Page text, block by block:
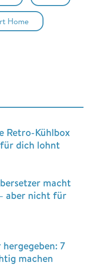
Home
Retro-Kühlbox
dich lohnt
macht
aber nicht für
7
machen